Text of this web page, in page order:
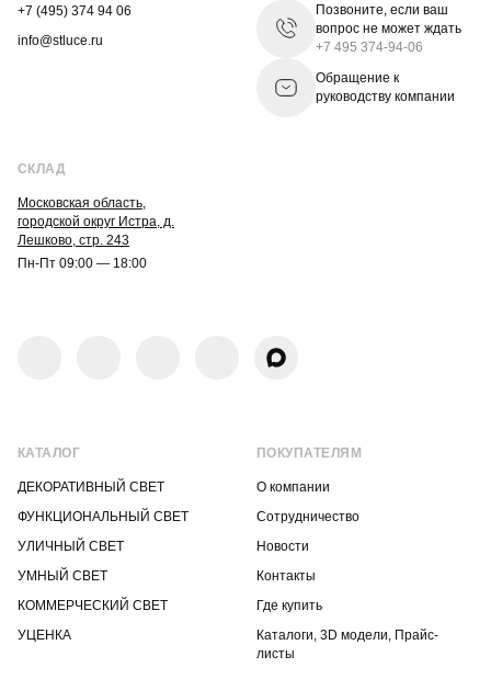
+7 (495) 374 94 06
info@stluce.ru
Позвоните, если ваш
вопрос не может ждать
+7 495 374-94-06
Обращение к
руководству компании
СКЛАД
Московская область,
городской округ Истра, д.
Лешково, стр. 243
Пн-Пт 09:00 — 18:00
КАТАЛОГ
ДЕКОРАТИВНЫЙ СВЕТ
ФУНКЦИОНАЛЬНЫЙ СВЕТ
УЛИЧНЫЙ СВЕТ
УМНЫЙ СВЕТ
КОММЕРЧЕСКИЙ СВЕТ
УЦЕНКА
ПОКУПАТЕЛЯМ
О компании
Сотрудничество
Новости
Контакты
Где купить
Каталоги, 3D модели, Прайс-
листы